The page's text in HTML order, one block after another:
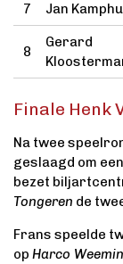
7 Jan
8
Gerard
Finale Henk
Na twee
geslaagd om
bezet
Tongeren de
Frans speelde
op Harco